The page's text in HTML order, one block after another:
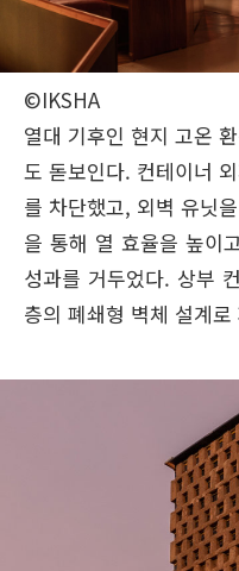
©IKSHA
열대 기후인 현지 고온
도 돋보인다. 컨테이너
를 차단했고, 외벽 유닛
을 통해 열 효율을 높이
성과를 거두었다. 상부
층의 폐쇄형 벽체 설계